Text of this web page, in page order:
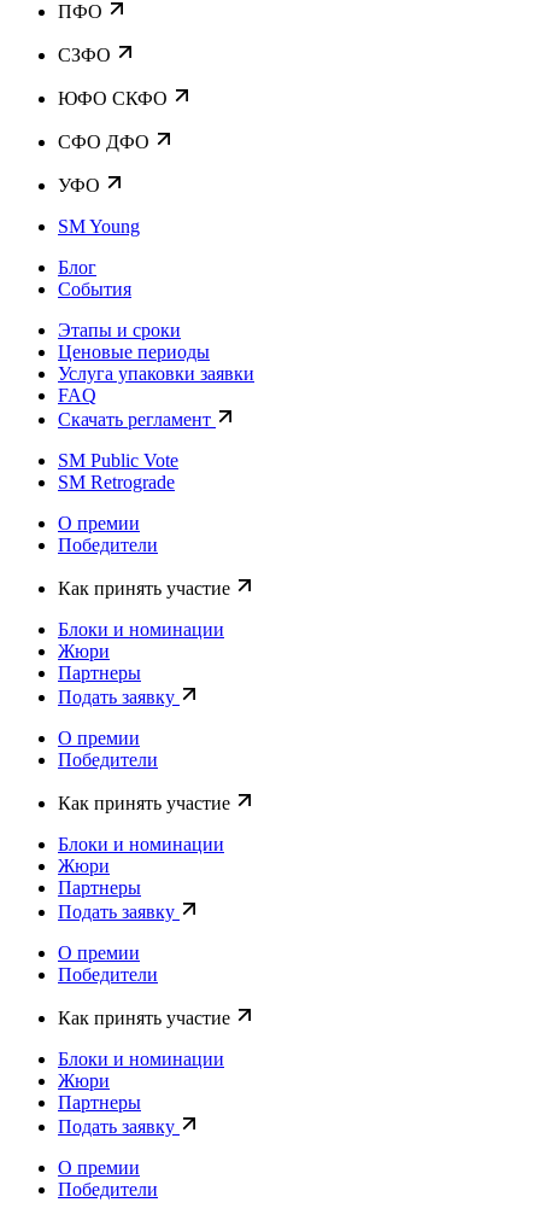
ПФО
СЗФО
ЮФО СКФО
CФО ДФО
УФО
SM Young
Блог
События
Этапы и сроки
Ценовые периоды
Услуга упаковки заявки
FAQ
Скачать регламент
SM Public Vote
SM Retrograde
О премии
Победители
Как принять участие
Блоки и номинации
Жюри
Партнеры
Подать заявку
О премии
Победители
Как принять участие
Блоки и номинации
Жюри
Партнеры
Подать заявку
О премии
Победители
Как принять участие
Блоки и номинации
Жюри
Партнеры
Подать заявку
О премии
Победители